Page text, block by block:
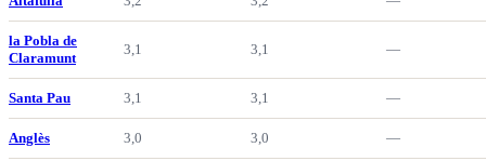
la Pobla de
Claramunt
3,1 3,1 —
Santa Pau 3,1 3,1 —
Anglès 3,0 3,0 —